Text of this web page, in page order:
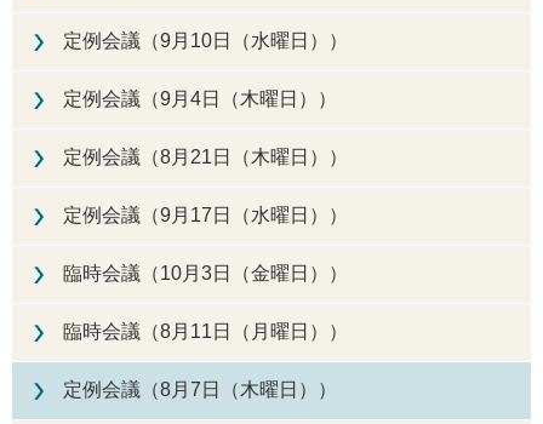
定例会議（9月10日（水曜日））
定例会議（9月4日（木曜日））
定例会議（8月21日（木曜日））
定例会議（9月17日（水曜日））
臨時会議（10月3日（金曜日））
臨時会議（8月11日（月曜日））
定例会議（8月7日（木曜日））